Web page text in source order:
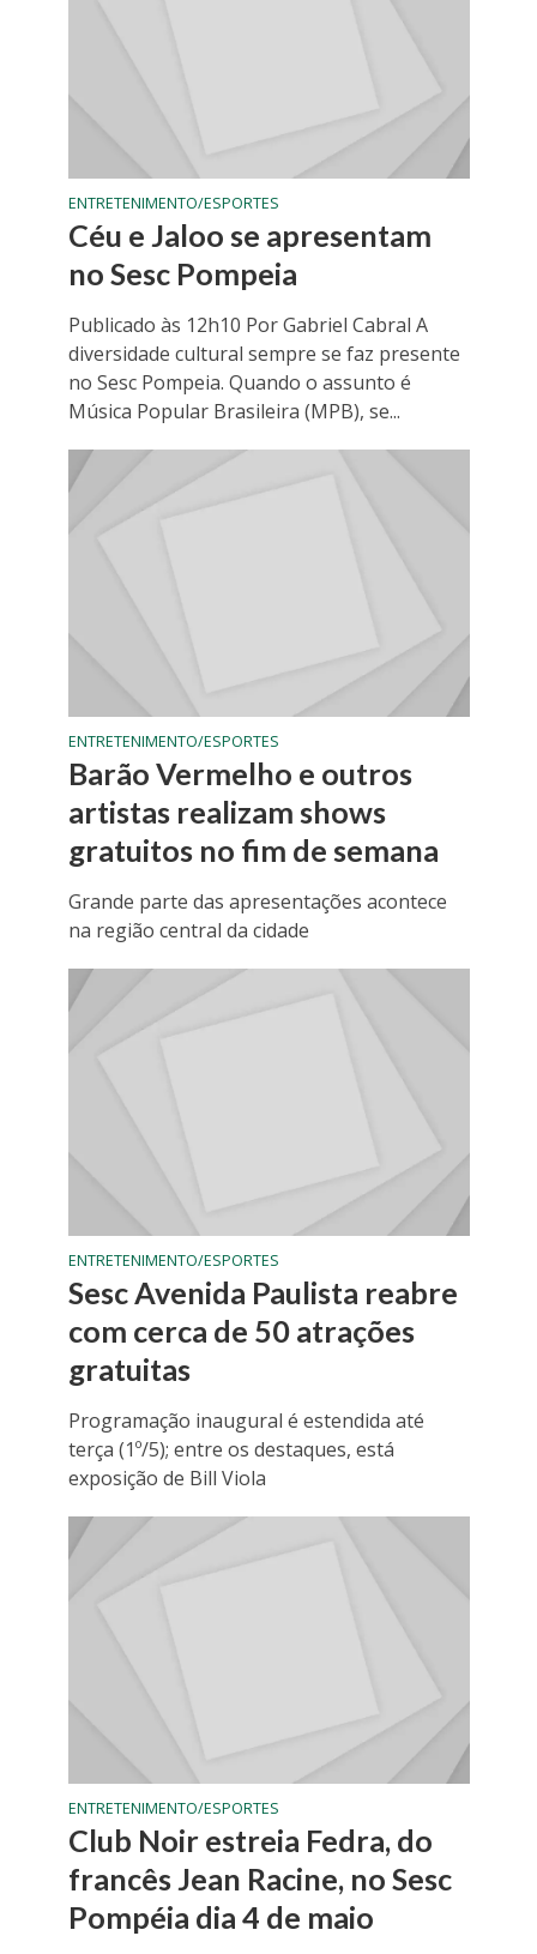
ENTRETENIMENTO/ESPORTES
Céu e Jaloo se apresentam
no Sesc Pompeia
Publicado às 12h10 Por Gabriel Cabral A
diversidade cultural sempre se faz presente
no Sesc Pompeia. Quando o assunto é
Música Popular Brasileira (MPB), se...
ENTRETENIMENTO/ESPORTES
Barão Vermelho e outros
artistas realizam shows
gratuitos no fim de semana
Grande parte das apresentações acontece
na região central da cidade
ENTRETENIMENTO/ESPORTES
Sesc Avenida Paulista reabre
com cerca de 50 atrações
gratuitas
Programação inaugural é estendida até
terça (1º/5); entre os destaques, está
exposição de Bill Viola
ENTRETENIMENTO/ESPORTES
Club Noir estreia Fedra, do
francês Jean Racine, no Sesc
Pompéia dia 4 de maio